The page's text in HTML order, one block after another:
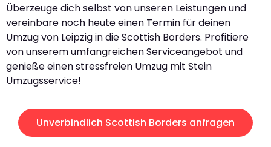
Überzeuge dich selbst von unseren Leistungen und
vereinbare noch heute einen Termin für deinen
Umzug von Leipzig in die Scottish Borders. Profitiere
von unserem umfangreichen Serviceangebot und
genieße einen stressfreien Umzug mit Stein
Umzugsservice!
Unverbindlich Scottish Borders anfragen